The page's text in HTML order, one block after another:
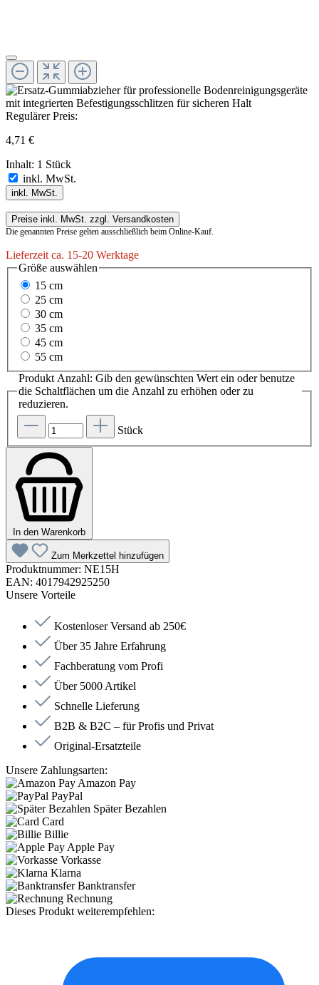
Regulärer Preis:
4,71 €
Inhalt: 1 Stück
inkl. MwSt.
inkl. MwSt.
Preise inkl. MwSt. zzgl. Versandkosten
Die genannten Preise gelten ausschließlich beim Online-Kauf.
Lieferzeit ca. 15-20 Werktage
Größe auswählen
15 cm
25 cm
30 cm
35 cm
45 cm
55 cm
Produkt Anzahl: Gib den gewünschten Wert ein oder benutze
die Schaltflächen um die Anzahl zu erhöhen oder zu
reduzieren.
Stück
In den Warenkorb
Zum Merkzettel hinzufügen
Produktnummer: NE15H
EAN: 4017942925250
Unsere Vorteile
Kostenloser Versand ab 250€
Über 35 Jahre Erfahrung
Fachberatung vom Profi
Über 5000 Artikel
Schnelle Lieferung
B2B & B2C – für Profis und Privat
Original-Ersatzteile
Unsere Zahlungsarten:
Amazon Pay
PayPal
Später Bezahlen
Card
Billie
Apple Pay
Vorkasse
Klarna
Banktransfer
Rechnung
Dieses Produkt weiterempfehlen: